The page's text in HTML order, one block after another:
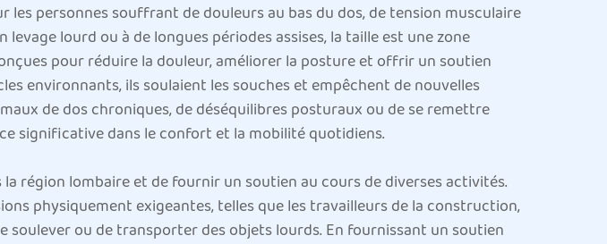
personnes souffrant de douleurs au bas du dos, de tension musculaire
lourd ou à de longues périodes assises, la taille est une zone
pour réduire la douleur, améliorer la posture et offrir un soutien
environnants, ils soulaient les souches et empêchent de nouvelles
de dos chroniques, de déséquilibres posturaux ou de se remettre
significative dans le confort et la mobilité quotidiens.
région lombaire et de fournir un soutien au cours de diverses activités.
physiquement exigeantes, telles que les travailleurs de la construction,
soulever ou de transporter des objets lourds. En fournissant un soutien